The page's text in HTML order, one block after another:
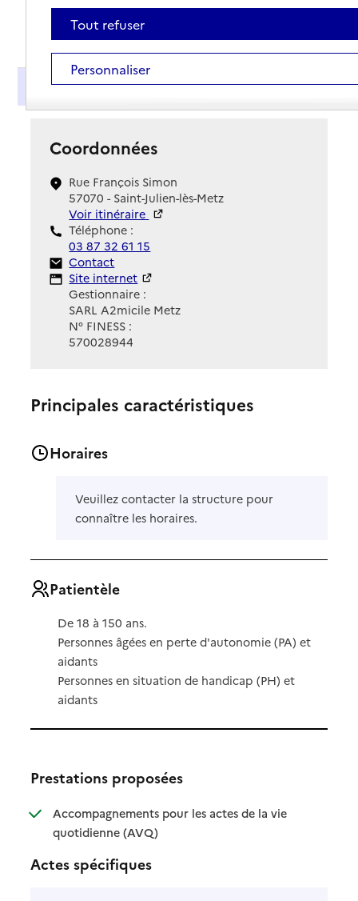
Présentation
Coordonnées
Rue François Simon
57070 - Saint-Julien-lès-Metz
Voir itinéraire
Téléphone :
03 87 32 61 15
Contact
Contact
Site Internet
Site internet
Gestionnaire :
SARL A2micile Metz
N° FINESS :
570028944
Principales caractéristiques
Horaires
Veuillez contacter la structure pour
connaître les horaires.
Patientèle
De 18 à 150 ans.
Personnes âgées en perte d'autonomie (PA) et
aidants
Personnes en situation de handicap (PH) et
aidants
Prestations proposées
Accompagnements pour les actes de la vie
quotidienne (AVQ): disponible
: non disponible
Actes spécifiques
Tout refuser
Personnaliser